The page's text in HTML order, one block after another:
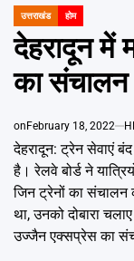
POSTED
IN
उत्तराखंड होम
देहरादून में
का संचालन
onFebruary 18, 2022
देहरादून: ट्रेन सेवाएं
है। रेलवे बोर्ड ने
जिन ट्रेनों का संचालन
था, उनको दोबारा
उज्जैन एक्सप्रेस का